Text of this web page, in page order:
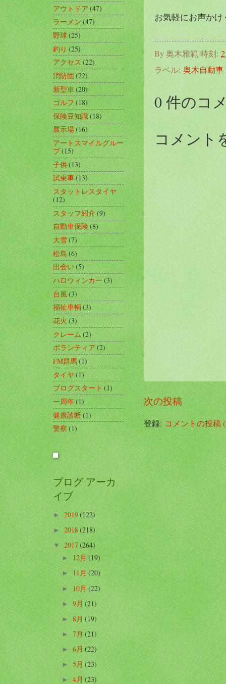
お気軽にお声か
By奥木雅範 時刻:
ラベル: 奥木自動車
0 件のコ
コメント
次の投稿
登録:コメントの投稿
アウトドア(47)
ラーメン(47)
野球(25)
釣り(25)
アクセス(22)
消防団(22)
新型車(20)
ゴルフ(18)
保険豆知識(18)
展示場(16)
アートスマイルグルー
プ(15)
子供(13)
試乗車(13)
スタットレスタイヤ
(12)
スタッフ紹介(9)
自動車保険(8)
大雪(7)
松島 (6)
出会い(5)
ハロウィンカー(3)
台風(3)
福祉車輌 (3)
花火(3)
クレーム(2)
ボランティア(2)
FM群馬(1)
タイヤ(1)
ブログスタート(1)
一周年(1)
健康診断(1)
警察 (1)
ブログ アーカ
イブ
►2019(122)
► 2018(218)
▼2017(264)
►12月(19)
►11月(20)
►10月(22)
► 9月(21)
► 8月(19)
►7月(21)
►6月(22)
►5月(23)
►4月(23)